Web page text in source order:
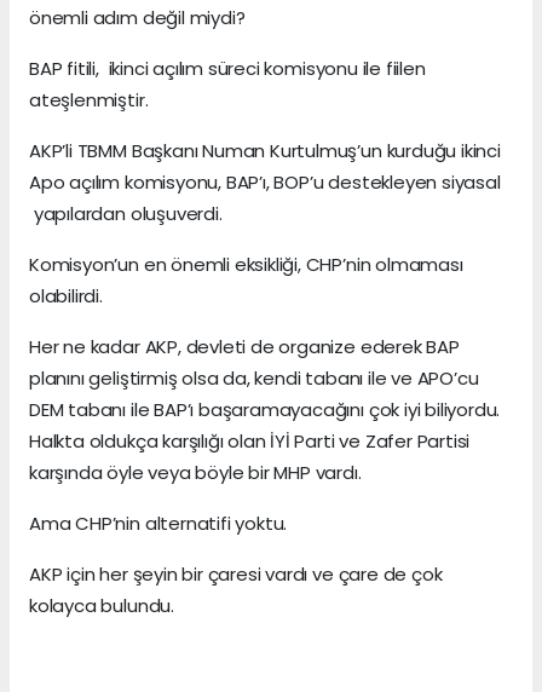
önemli adım değil miydi?
BAP fitili, ikinci açılım süreci komisyonu ile fiilen
ateşlenmiştir.
AKP’li TBMM Başkanı Numan Kurtulmuş’un kurduğu ikinci
Apo açılım komisyonu, BAP’ı, BOP’u destekleyen siyasal
yapılardan oluşuverdi.
Komisyon’un en önemli eksikliği, CHP’nin olmaması
olabilirdi.
Her ne kadar AKP, devleti de organize ederek BAP
planını geliştirmiş olsa da, kendi tabanı ile ve APO’cu
DEM tabanı ile BAP’ı başaramayacağını çok iyi biliyordu.
Halkta oldukça karşılığı olan İYİ Parti ve Zafer Partisi
karşında öyle veya böyle bir MHP vardı.
Ama CHP’nin alternatifi yoktu.
AKP için her şeyin bir çaresi vardı ve çare de çok
kolayca bulundu.